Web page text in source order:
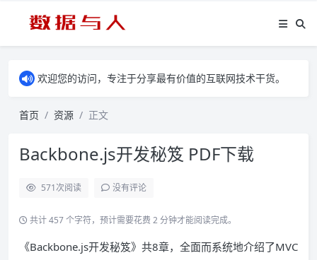
欢迎您的访问，专注于分享最有价值的互联网技术干货。
首页 资源 正文
Backbone.js开发秘笈 PDF下载
571次阅读 没有评论
共计 457 个字符，预计需要花费 2 分钟才能阅读完成。
《Backbone.js开发秘笈》共8章，全面而系统地介绍了MVC